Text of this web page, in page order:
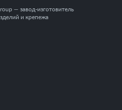
— завод-изготовитель
и крепежа